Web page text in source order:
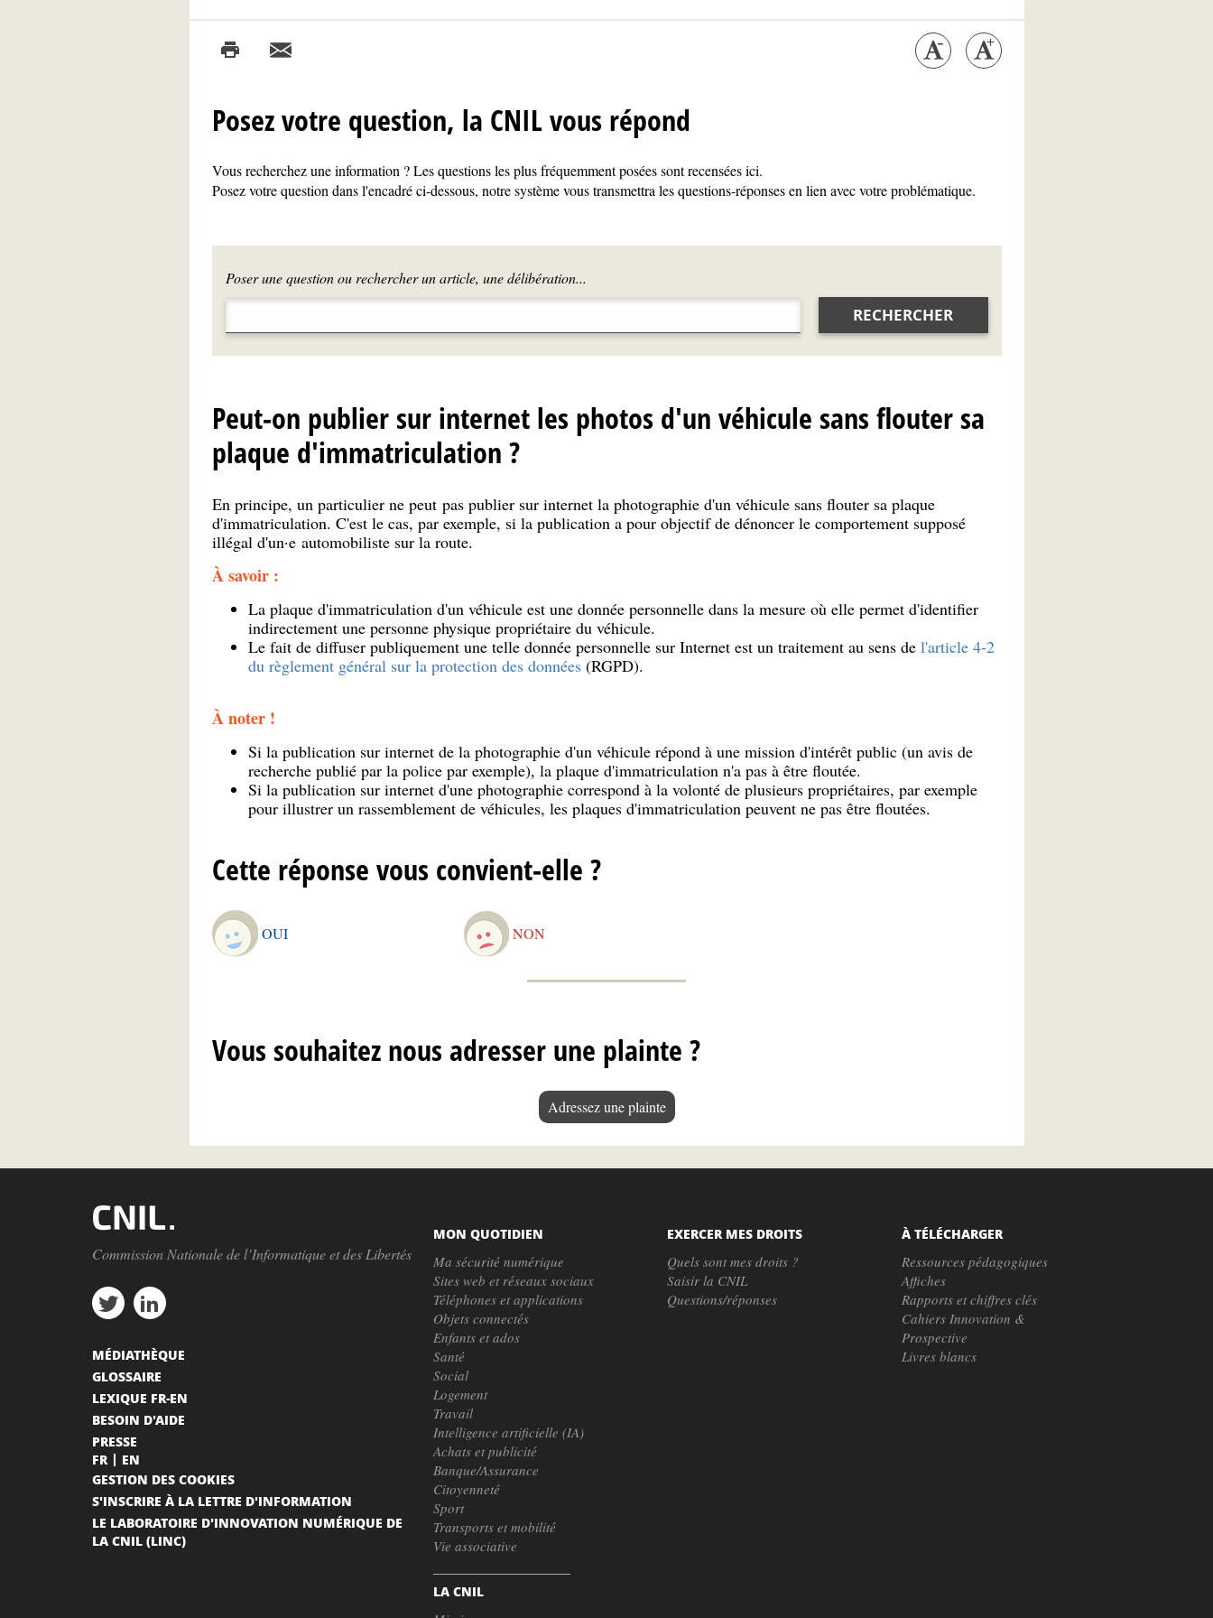
Posez votre question, la CNIL vous répond
Vous recherchez une information ? Les questions les plus fréquemment posées sont recensées ici.
Posez votre question dans l'encadré ci-dessous, notre système vous transmettra les questions-réponses en lien avec votre problématique.
Poser une question ou rechercher un article, une délibération...
RECHERCHER
Peut-on publier sur internet les photos d'un véhicule sans flouter sa
plaque d'immatriculation ?
En principe, un particulier ne peut pas publier sur internet la photographie d'un véhicule sans flouter sa plaque
d'immatriculation. C'est le cas, par exemple, si la publication a pour objectif de dénoncer le comportement supposé
illégal d'un·e automobiliste sur la route.
À savoir :
La plaque d'immatriculation d'un véhicule est une donnée personnelle dans la mesure où elle permet d'identifier
indirectement une personne physique propriétaire du véhicule.
Le fait de diffuser publiquement une telle donnée personnelle sur Internet est un traitement au sens de l'article 4-2
du règlement général sur la protection des données(RGPD).
À noter !
Si la publication sur internet de la photographie d'un véhicule répond à une mission d'intérêt public (un avis de
recherche publié par la police par exemple), la plaque d'immatriculation n'a pas à être floutée.
Si la publication sur internet d'une photographie correspond à la volonté de plusieurs propriétaires, par exemple
pour illustrer un rassemblement de véhicules, les plaques d'immatriculation peuvent ne pas être floutées.
Cette réponse vous convient-elle ?
OUI NON
Vous souhaitez nous adresser une plainte ?
Adressez une plainte
Commission Nationale de l’Informatique et des Libertés
MON QUOTIDIEN
Ma sécurité numérique
Sites web et réseaux sociaux
Téléphones et applications
Objets connectés
Enfants et ados
Santé
Social
Logement
Travail
Intelligence artificielle (IA)
Achats et publicité
Banque/Assurance
Citoyenneté
Sport
Transports et mobilité
Vie associative
LA CNIL
EXERCER MES DROITS
Quels sont mes droits ?
Saisir la CNIL
Questions/réponses
À TÉLÉCHARGER
Ressources pédagogiques
Affiches
Rapports et chiffres clés
Cahiers Innovation &
Prospective
Livres blancs
MÉDIATHÈQUE
GLOSSAIRE
LEXIQUE FR-EN
BESOIN D'AIDE
PRESSE
FR
EN
GESTION DES COOKIES
S'INSCRIRE À LA LETTRE D'INFORMATION
LE LABORATOIRE D'INNOVATION NUMÉRIQUE DE
LA CNIL (LINC)